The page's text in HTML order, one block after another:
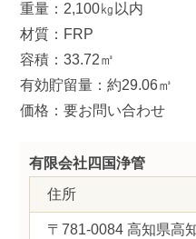
重量：2,100㎏以内
材質：FRP
容積：33.72㎥
有効貯留量：約29.06㎥
価格：要お問い合わせ
有限会社四国浄管
住所
〒781-0084 高知県高